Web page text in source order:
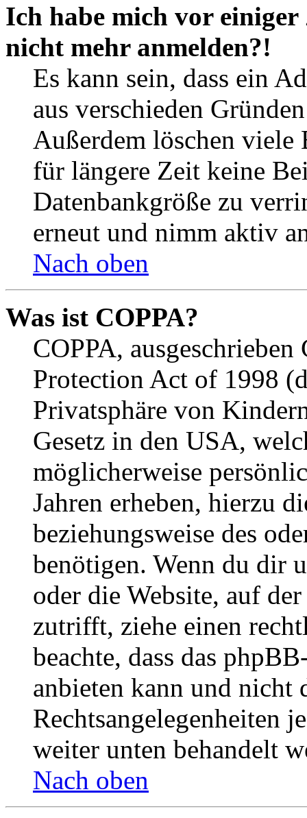
Ich habe mich vor
nicht mehr anmelden?!
Es kann sein, dass ein
aus verschieden
Außerdem löschen viele
für längere Zeit keine
Datenbankgröße zu
erneut und nimm aktiv
Nach oben
Was ist COPPA?
COPPA,
Protection Act of 1998
Privatsphäre von
Gesetz in den USA,
möglicherweise
Jahren erheben, hierzu
beziehungsweise des
benötigen. Wenn du dir
oder die Website, auf
zutrifft, ziehe einen
beachte, dass das
anbieten kann und nicht
Rechtsangelegenheiten
weiter unten behandelt
Nach oben